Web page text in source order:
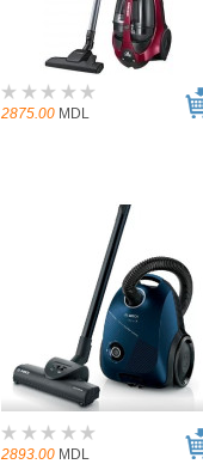
2875.00 MDL
2893.00 MDL